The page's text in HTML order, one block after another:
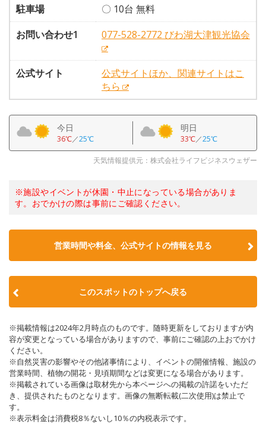
駐車場
〇 10台 無料
お問い合わせ1
077-528-2772 びわ湖大津観光協会
公式サイト
公式サイトほか、関連サイトはこ
ちら
今日
36℃／25℃
明日
33℃／25℃
天気情報提供元：株式会社ライフビジネスウェザー
※施設やイベントが休園・中止になっている場合がありま
す。おでかけの際は事前にご確認ください。
営業時間や料金、公式サイトの情報を見る
このスポットのトップへ戻る
※掲載情報は2024年2月時点のものです。随時更新をしておりますが内
容が変更となっている場合がありますので、事前にご確認の上おでかけ
ください。
※自然災害の影響やその他諸事情により、イベントの開催情報、施設の
営業時間、植物の開花・見頃期間などは変更になる場合があります。
※掲載されている画像は取材先から本ページへの掲載の許諾をいただ
き、提供されたものとなります。画像の無断転載(二次使用)は禁止で
す。
※表示料金は消費税8％ないし10％の内税表示です。